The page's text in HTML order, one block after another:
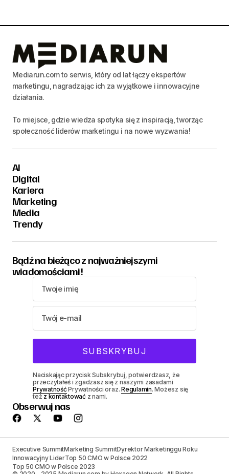
Mediarun.com to serwis, który od lat łączy ekspertów
marketingu, nagradzając ich za wyjątkowe i innowacyjne
działania.
To miejsce, gdzie wiedza spotyka się z inspiracją, tworząc
społeczność liderów marketingu i na nowe wyzwania!
AI
Digital
Kariera
Marketing
Media
Trendy
Bądź na bieżąco z najważniejszymi
wiadomościami!
Naciskając przycisk Subskrybuj, potwierdzasz, że
przeczytałeś i zgadzasz się z naszymi zasadami
PrywatnośćPrywatności oraz.Regulamin. Możesz się
też z kontaktowaćz nami.
Obserwuj nas
Executive SummitMarketing SummitDyrektor Marketinggu Roku
Innowacyjny LiderTop 50 CMO w Polsce 2022
Top 50 CMO w Polsce 2023